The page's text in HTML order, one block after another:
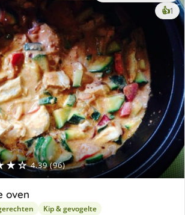
4.39 (96)
👍1
oven
Kip & gevogelte